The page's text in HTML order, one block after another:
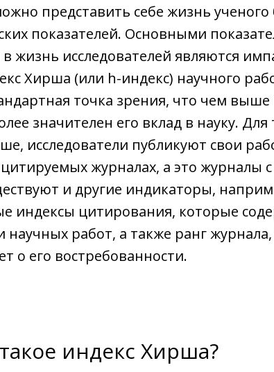
представить себе жизнь ученого
показателей. Основными
жизнь исследователей являются
Хирша (или h-индекс) научного
точка зрения, что чем
значителен его вклад в науку. Для
исследователи публикуют свои
журналах, а это журналы
и другие индикаторы,
индексы цитирования, которые
научных работ, а также ранг
о его востребованности.
индекс Хирша?